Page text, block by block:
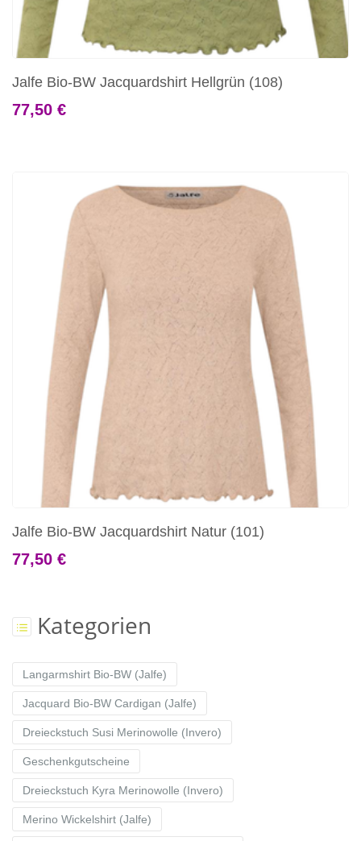
Jalfe Bio-BW Jacquardshirt Hellgrün (108)
77,50 €
Jalfe Bio-BW Jacquardshirt Natur (101)
77,50 €
Kategorien
Langarmshirt Bio-BW (Jalfe)
Jacquard Bio-BW Cardigan (Jalfe)
Dreieckstuch Susi Merinowolle (Invero)
Geschenkgutscheine
Dreieckstuch Kyra Merinowolle (Invero)
Merino Wickelshirt (Jalfe)